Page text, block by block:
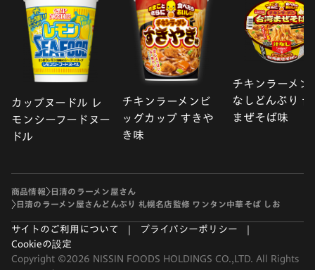
カップヌードル レ
モンシーフードヌー
ドル
チキンラーメンビ
ッグカップ すきや
き味
チキンラーメン
なしどんぶり
まぜそば味
商品情報
日清のラーメン屋さん
日清のラーメン屋さんどんぶり 札幌名店監修 ワンタン中華そば しお
サイトのご利用について
プライバシーポリシー
Cookieの設定
Copyright ©2026 NISSIN FOODS HOLDINGS CO.,LTD. All Rights